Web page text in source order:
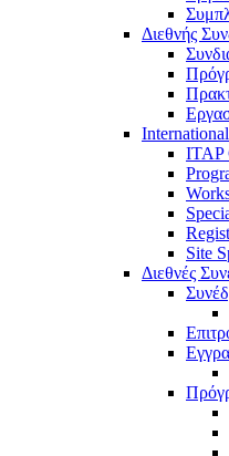
Διεθνής
ITAP
Site
Διεθνές